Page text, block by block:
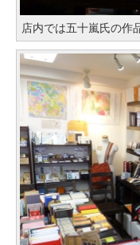
店内では五十嵐氏の作